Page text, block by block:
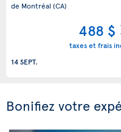
de Montréal(CA)
488 $
taxes et frais
14 SEPT.
Bonifiez votre